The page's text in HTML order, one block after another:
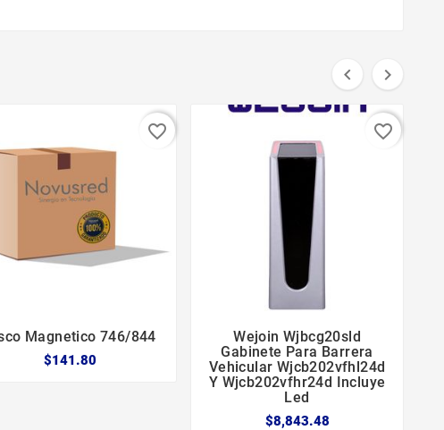
 
Magnetico 746/844
$141.80
favorite_border
  
Wejoin Wjbcg20sld
Gabinete Para Barrera
Vehicular Wjcb202vfhl24d
Y Wjcb202vfhr24d Incluye
Led
$8,843.48
favorite_border